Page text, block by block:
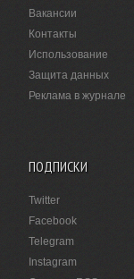
Вакансии
Контакты
Использование
Защита данных
Реклама в журнале
ПОДПИСКИ
Twitter
Facebook
Telegram
Instagram